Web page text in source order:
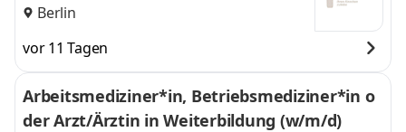
Berlin
vor 11 Tagen
Arbeitsmediziner*in, Betriebsmediziner*in o
der Arzt/Ärztin in Weiterbildung (w/m/d)